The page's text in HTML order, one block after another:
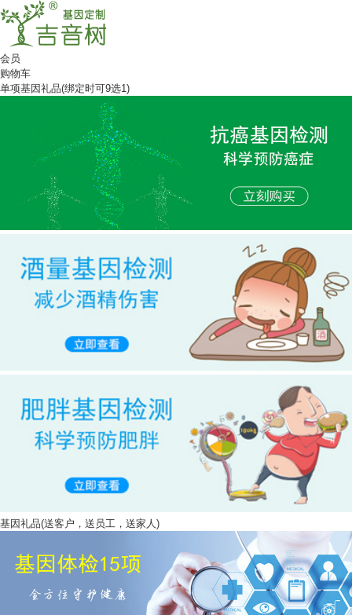
会员
购物车
单项基因礼品(绑定时可9选1)
基因礼品(送客户，送员工，送家人)